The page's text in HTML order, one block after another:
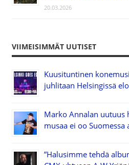
20.03.2026
VIIMEISIMMÄT UUTISET
Kuusituntinen
juhlitaan Helsingissä
Marko Annalan uutuus
musaa ei oo Suomessa
”Halusimme tehdä